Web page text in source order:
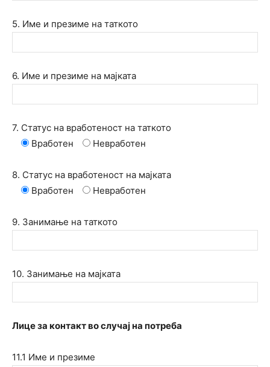
5. Име и презиме на таткото
6. Име и презиме на мајката
7. Статус на вработеност на таткото
Вработен
Невработен
8. Статус на вработеност на мајката
Вработен
Невработен
9. Занимање на таткото
10. Занимање на мајката
Лице за контакт во случај на потреба
11.1 Име и презиме